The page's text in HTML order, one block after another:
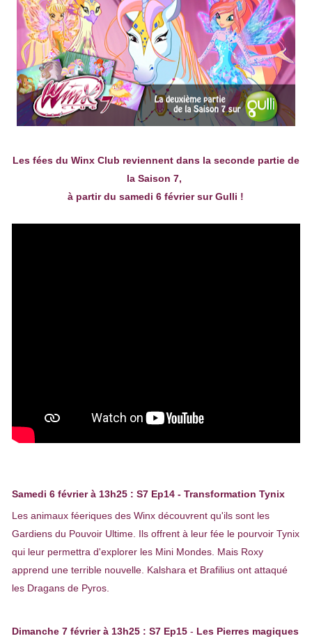
Les fées du Winx Club reviennent dans la seconde partie de
la Saison 7,
à partir du samedi 6 février sur Gulli !
Samedi 6 février à 13h25 : S7 Ep14 - Transformation Tynix
Les animaux féeriques des Winx découvrent qu'ils sont les
Gardiens du Pouvoir Ultime. Ils offrent à leur fée le pourvoir Tynix
qui leur permettra d'explorer les Mini Mondes. Mais Roxy
apprend une terrible nouvelle. Kalshara et Brafilius ont attaqué
les Dragans de Pyros.
Dimanche 7 février à 13h25 : S7 Ep15- Les Pierres magiques